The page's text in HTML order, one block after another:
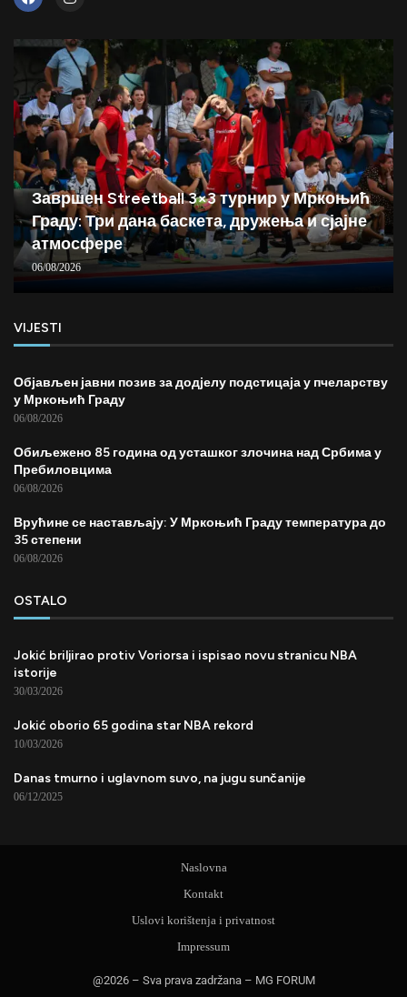
Завршен Streetball 3×3 турнир у Мркоњић
Граду: Три дана баскета, дружења и сјајне
атмосфере
06/08/2026
VIJESTI
Објављен јавни позив за додјелу подстицаја у пчеларству
у Мркоњић Граду
06/08/2026
Обиљежено 85 година од усташког злочина над Србима у
Пребиловцима
06/08/2026
Врућине се настављају: У Мркоњић Граду температура до
35 степени
06/08/2026
OSTALO
Jokić briljirao protiv Voriorsa i ispisao novu stranicu NBA
istorije
30/03/2026
Jokić oborio 65 godina star NBA rekord
10/03/2026
Danas tmurno i uglavnom suvo, na jugu sunčanije
06/12/2025
@2026 – Sva prava zadržana – MG FORUM
Naslovna
Kontakt
Uslovi korištenja i privatnost
Impressum